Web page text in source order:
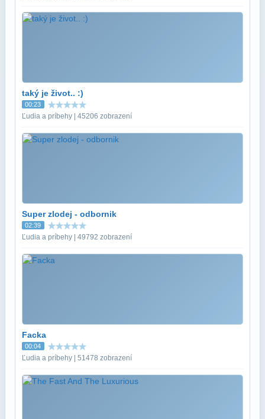
taký je život.. :)
00:23
Ľudia a príbehy | 45206 zobrazení
Super zlodej - odbornik
02:39
Ľudia a príbehy | 49792 zobrazení
Facka
00:04
Ľudia a príbehy | 51478 zobrazení